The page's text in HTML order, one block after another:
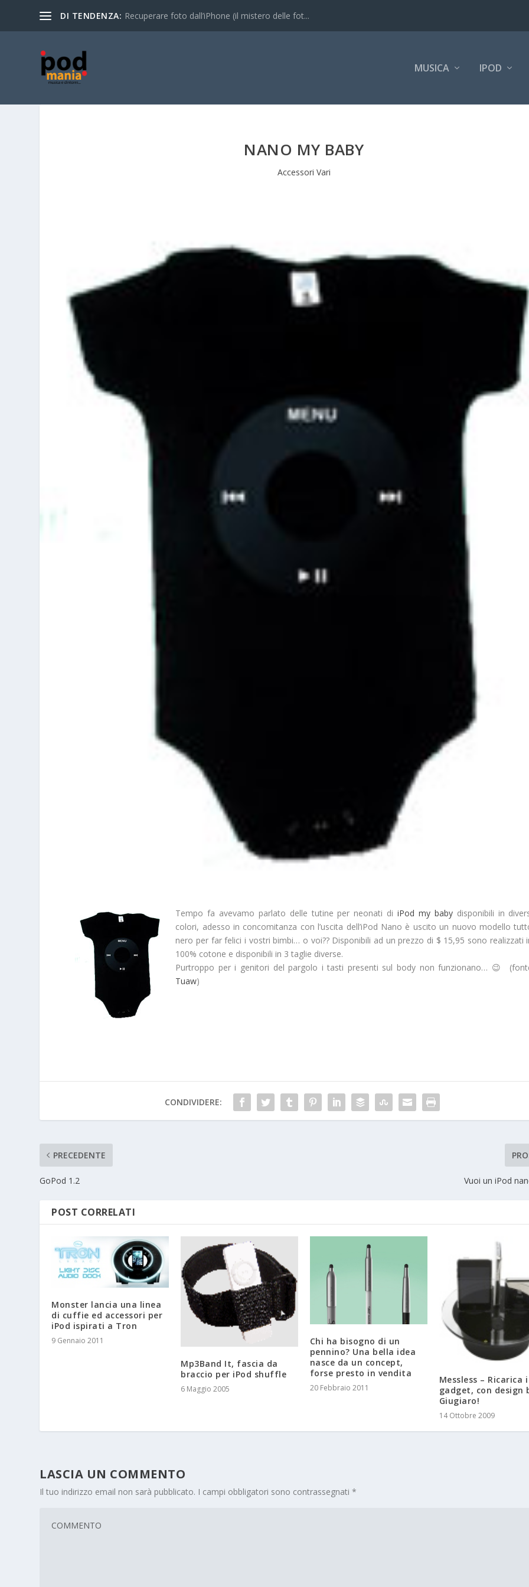
DI TENDENZA: Recuperare foto dall’iPhone (il mistero delle fot...
MUSICA IPOD
NANO MY BABY
Accessori Vari
Tempo fa avevamo parlato delle tutine per neonati diiPod my babydisponibili in
colori, adesso in concomitanza con l’uscita dell’iPod Nano è uscito un nuovo modello
nero per far felici i vostri bimbi… o voi?? Disponibili ad un prezzo di $ 15,95 sono realizzati
100% cotone e disponibili in 3 taglie diverse.
Purtroppo per i genitori del pargolo i tasti presenti sul body non funzionano… 😉
Tuaw)
CONDIVIDERE:
PRECEDENTE
GoPod 1.2 Vuoi un iPod
POST CORRELATI
Monster lancia una linea
di cuffie ed accessori per
iPod ispirati a Tron
9 Gennaio 2011
Mp3Band It, fascia da
braccio per iPod shuffle
6 Maggio 2005
Chi ha bisogno di un
pennino? Una bella idea
nasce da un concept,
forse presto in vendita
20 Febbraio 2011
Messless – Ricarica
gadget, con design
Giugiaro!
14 Ottobre 2009
LASCIA UN COMMENTO
Il tuo indirizzo email non sarà pubblicato. I campi obbligatori sono contrassegnati*